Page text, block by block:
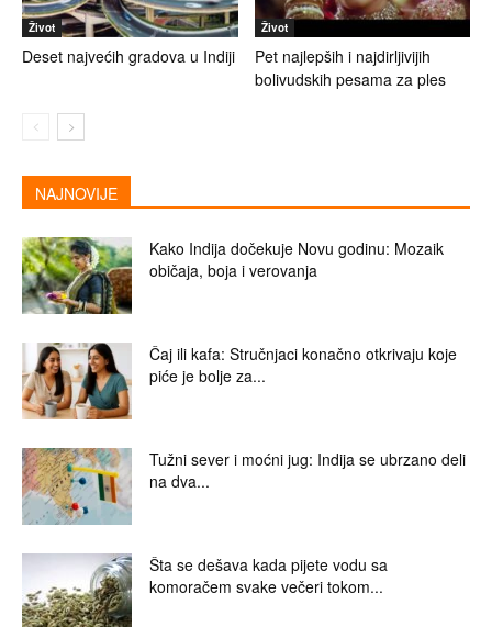
Život
Deset najvećih gradova u Indiji
Život
Pet najlepših i najdirljivijih
bolivudskih pesama za ples
NAJNOVIJE
Kako Indija dočekuje Novu godinu: Mozaik
običaja, boja i verovanja
Čaj ili kafa: Stručnjaci konačno otkrivaju koje
piće je bolje za...
Tužni sever i moćni jug: Indija se ubrzano deli
na dva...
Šta se dešava kada pijete vodu sa
komoračem svake večeri tokom...